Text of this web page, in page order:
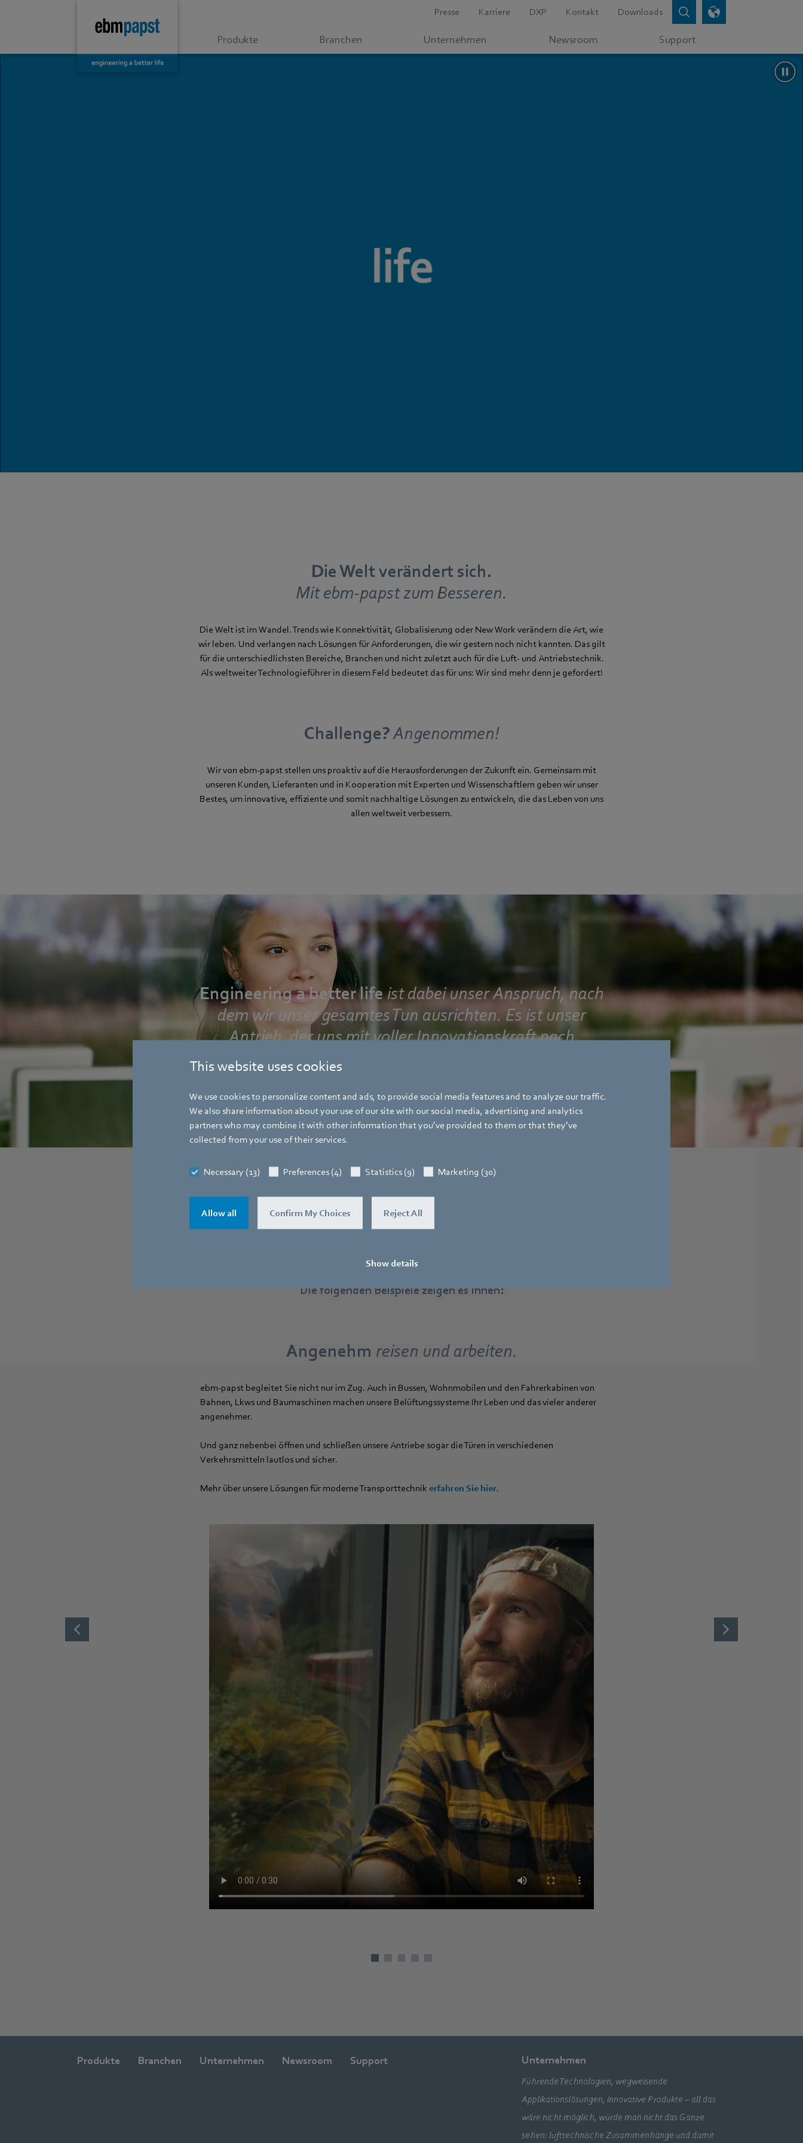
This website uses cookies
We use cookies to personalize content and ads, to provide social media features and to analyze our traffic.
We also share information about your use of our site with our social media, advertising and analytics
partners who may combine it with other information that you’ve provided to them or that they’ve
collected from your use of their services.
Necessary (13) Preferences (4) Statistics (9) Marketing (30)
Allow all Confirm My Choices Reject All
Show details
Presse Karriere DXP Kontakt Downloads
Produkte Branchen Unternehmen Newsroom Support
Die Welt verändert sich.
Mit ebm-papst zum Besseren.
Die Welt ist im Wandel. Trends wie Konnektivität, Globalisierung oder New Work verändern die Art, wie
wir leben. Und verlangen nach Lösungen für Anforderungen, die wir gestern noch nicht kannten. Das gilt
für die unterschiedlichsten Bereiche, Branchen und nicht zuletzt auch für die Luft- und Antriebstechnik.
Als weltweiter Technologieführer in diesem Feld bedeutet das für uns: Wir sind mehr denn je gefordert!
Challenge?Angenommen!
Wir von ebm-papst stellen uns proaktiv auf die Herausforderungen der Zukunft ein. Gemeinsam mit
unseren Kunden, Lieferanten und in Kooperation mit Experten und Wissenschaftlern geben wir unser
Bestes, um innovative, effiziente und somit nachhaltige Lösungen zu entwickeln, die das Leben von uns
allen weltweit verbessern.
Engineering a better lifeist dabei unser Anspruch, nach
dem wirunser gesamtes Tun ausrichten. Es ist unser
Antrieb, der uns mit voller Innovationskraft nach
maximaler Effizienz und Nachhaltigkeit streben lässt.
Sie fragen sich, woEngineering a better life
Die folgenden Beispiele zeigen es Ihnen:
Angenehm reisen und arbeiten.
ebm‑papst begleitet Sie nicht nur im Zug. Auch in Bussen, Wohnmobilen und den Fahrerkabinen von
Bahnen, Lkws und Baumaschinen machen unsere Belüftungssysteme Ihr Leben und das vieler anderer
angenehmer.
Und ganz nebenbei öffnen und schließen unsere Antriebe sogar die Türen in verschiedenen
Verkehrsmitteln lautlos und sicher.
Mehr über unsere Lösungen für moderne Transporttechnik erfahren Sie hier.
Produkte Branchen Unternehmen Newsroom Support Unternehmen
Führende Technologien, wegweisende
Applikationslösungen, innovative Produkte – all das
wäre nicht möglich, würde man nicht das Ganze
sehen: lufttechnische Zusammenhänge und damit